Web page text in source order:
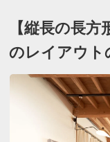
【縦長の長
のレイアウト